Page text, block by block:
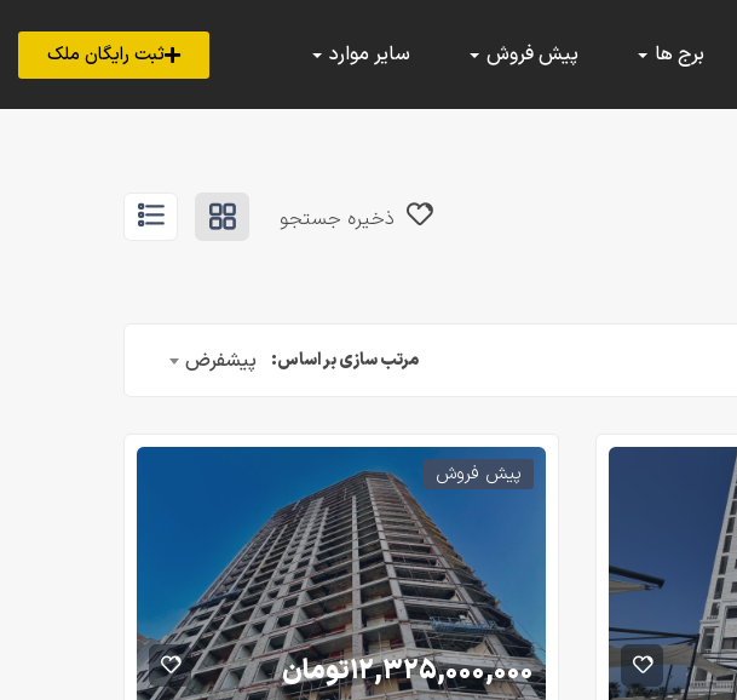
برج ها پیش فروش سایر موارد ثبت رایگان ملک
ذخیره جستجو
مرتب سازی بر اساس: پیشفرض
پیش فروش
۱۲,۳۲۵,۰۰۰,۰۰۰تومان